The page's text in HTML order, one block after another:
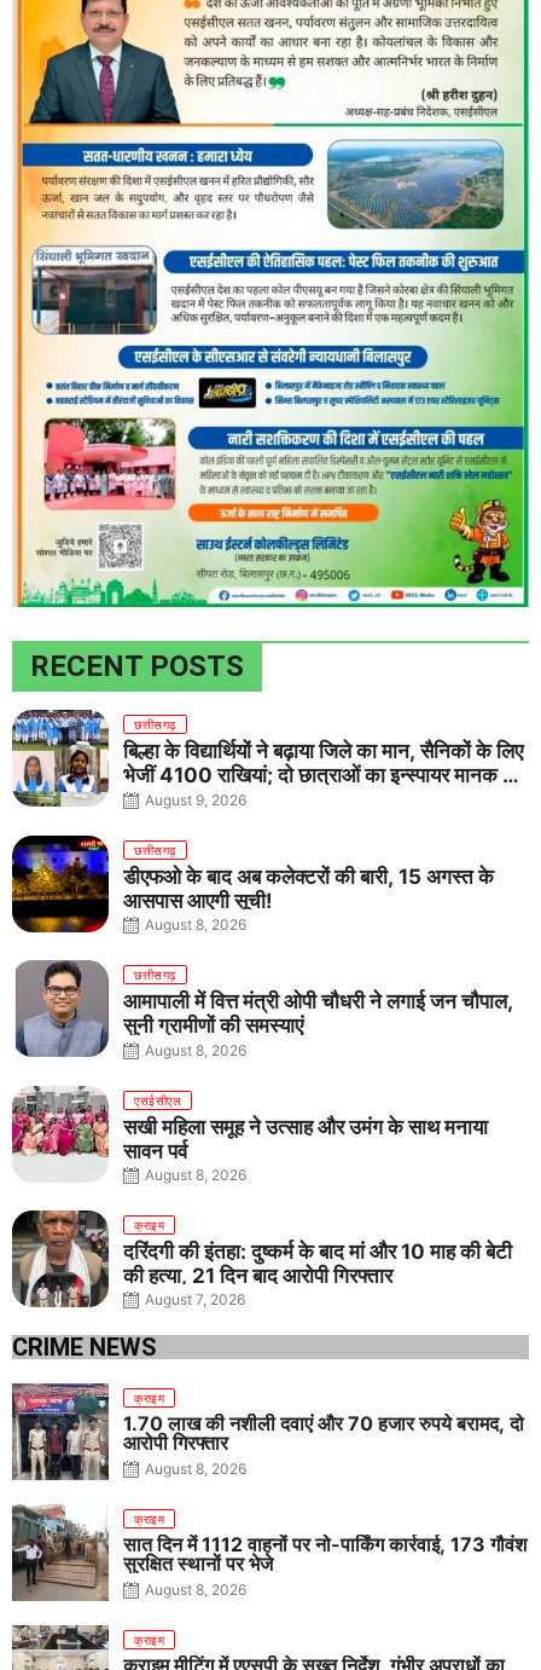
RECENT POSTS
छत्तीसगढ़
बिल्हा के विद्यार्थियों ने बढ़ाया जिले का मान, सैनिकों के लिए
भेजीं 4100 राखियां; दो छात्राओं का इन्स्पायर मानक में
राष्ट्रीय चयन
August 9, 2026
छत्तीसगढ़
डीएफओ के बाद अब कलेक्टरों की बारी, 15 अगस्त के
आसपास आएगी सूची!
August 8, 2026
छत्तीसगढ़
आमापाली में वित्त मंत्री ओपी चौधरी ने लगाई जन चौपाल,
सुनी ग्रामीणों की समस्याएं
August 8, 2026
एसईसीएल
सखी महिला समूह ने उत्साह और उमंग के साथ मनाया
सावन पर्व
August 8, 2026
क्राइम
दरिंदगी की इंतहा: दुष्कर्म के बाद मां और 10 माह की बेटी
की हत्या, 21 दिन बाद आरोपी गिरफ्तार
August 7, 2026
CRIME NEWS
क्राइम
1.70 लाख की नशीली दवाएं और 70 हजार रुपये बरामद, दो
आरोपी गिरफ्तार
August 8, 2026
क्राइम
सात दिन में 1112 वाहनों पर नो-पार्किंग कार्रवाई, 173 गौवंश
सुरक्षित स्थानों पर भेजे
August 8, 2026
क्राइम